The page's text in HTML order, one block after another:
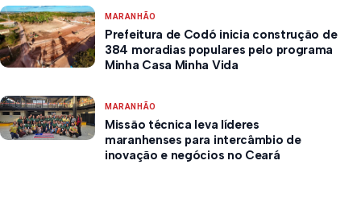
MARANHÃO
Prefeitura de Codó inicia construção de
384 moradias populares pelo programa
Minha Casa Minha Vida
MARANHÃO
Missão técnica leva líderes
maranhenses para intercâmbio de
inovação e negócios no Ceará